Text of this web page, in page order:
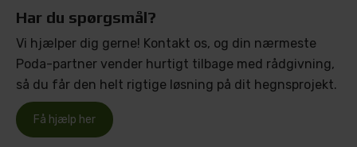
Har du spørgsmål?
Vi hjælper dig gerne! Kontakt os, og din nærmeste
Poda-partner vender hurtigt tilbage med rådgivning,
så du får den helt rigtige løsning på dit hegnsprojekt.
Få hjælp her